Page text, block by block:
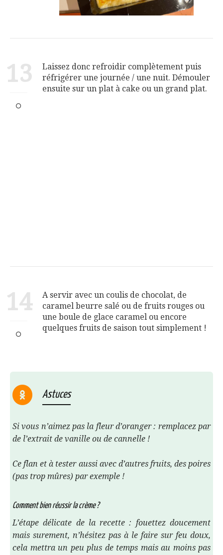
13
Laissez donc refroidir complètement puis
réfrigérer une journée / une nuit. Démouler
ensuite sur un plat à cake ou un grand plat.
14
A servir avec un coulis de chocolat, de
caramel beurre salé ou de fruits rouges ou
une boule de glace caramel ou encore
quelques fruits de saison tout simplement !
Astuces
Si vous n’aimez pas la fleur d’oranger : remplacez par
de l’extrait de vanille ou de cannelle !
Ce flan et à tester aussi avec d’autres fruits, des poires
(pas trop mûres) par exemple !
Comment bien réussir la crème ?
L’étape délicate de la recette : fouettez doucement
mais surement, n’hésitez pas à le faire sur feu doux,
cela mettra un peu plus de temps mais au moins pas